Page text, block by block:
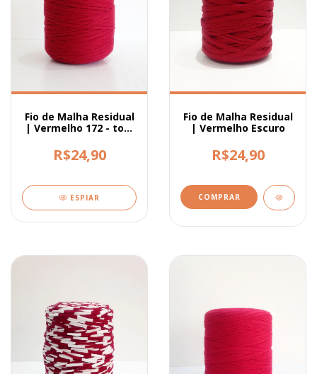
Fio de Malha Residual
| Vermelho 172 - tom
R$24,90
ESPIAR
Fio de Malha Residual
| Vermelho Escuro
R$24,90